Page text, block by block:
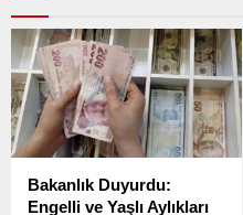
Bakanlık Duyurdu:
Engelli ve Yaşlı Aylıkları